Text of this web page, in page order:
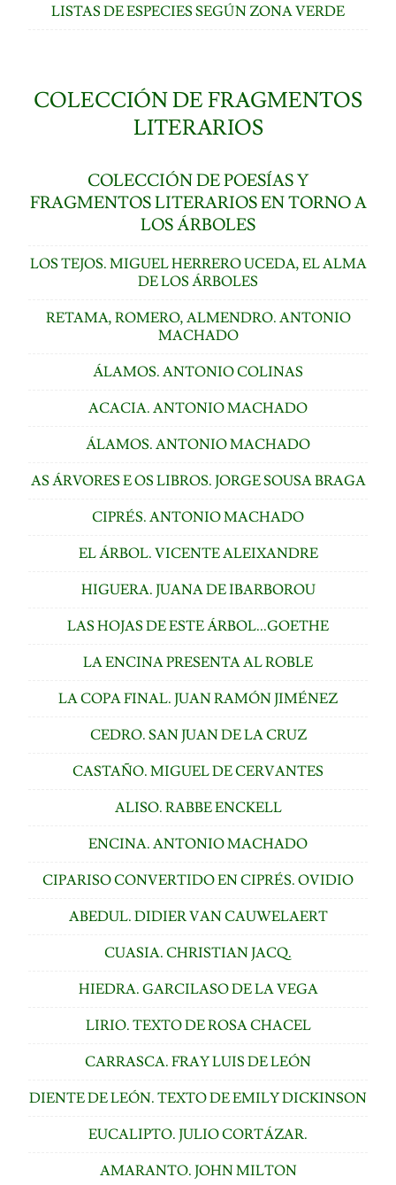
LISTAS DE ESPECIES SEGÚN ZONA VERDE
COLECCIÓN DE FRAGMENTOS
LITERARIOS
COLECCIÓN DE POESÍAS Y
FRAGMENTOS LITERARIOS EN TORNO A
LOS ÁRBOLES
LOS TEJOS. MIGUEL HERRERO UCEDA, EL ALMA
DE LOS ÁRBOLES
RETAMA, ROMERO, ALMENDRO. ANTONIO
MACHADO
ÁLAMOS. ANTONIO COLINAS
ACACIA. ANTONIO MACHADO
ÁLAMOS. ANTONIO MACHADO
AS ÁRVORES E OS LIBROS. JORGE SOUSA BRAGA
CIPRÉS. ANTONIO MACHADO
EL ÁRBOL. VICENTE ALEIXANDRE
HIGUERA. JUANA DE IBARBOROU
LAS HOJAS DE ESTE ÁRBOL...GOETHE
LA ENCINA PRESENTA AL ROBLE
LA COPA FINAL. JUAN RAMÓN JIMÉNEZ
CEDRO. SAN JUAN DE LA CRUZ
CASTAÑO. MIGUEL DE CERVANTES
ALISO. RABBE ENCKELL
ENCINA. ANTONIO MACHADO
CIPARISO CONVERTIDO EN CIPRÉS. OVIDIO
ABEDUL. DIDIER VAN CAUWELAERT
CUASIA. CHRISTIAN JACQ.
HIEDRA. GARCILASO DE LA VEGA
LIRIO. TEXTO DE ROSA CHACEL
CARRASCA. FRAY LUIS DE LEÓN
DIENTE DE LEÓN. TEXTO DE EMILY DICKINSON
EUCALIPTO. JULIO CORTÁZAR.
AMARANTO. JOHN MILTON